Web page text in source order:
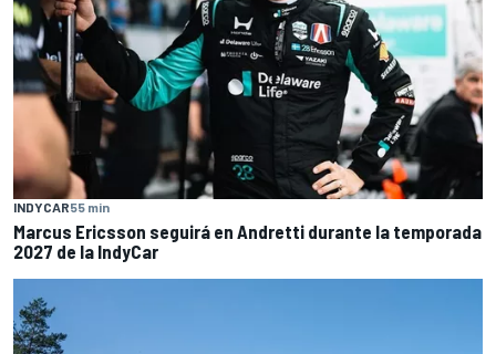
INDYCAR55 min
Marcus Ericsson seguirá en Andretti durante la temporada
2027 de la IndyCar